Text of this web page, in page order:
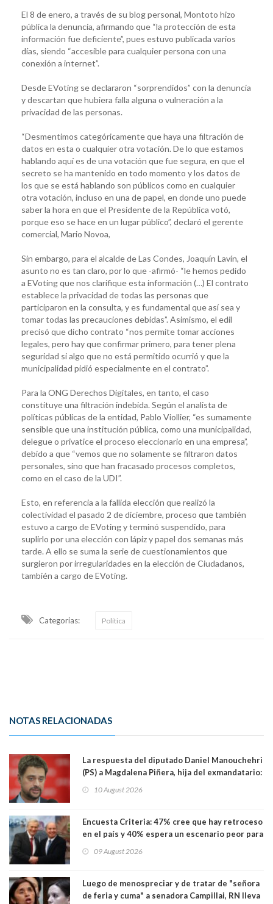
El 8 de enero, a través de su blog personal, Montoto hizo
pública la denuncia, afirmando que “la protección de esta
información fue deficiente”, pues estuvo publicada varios
días, siendo “accesible para cualquier persona con una
conexión a internet”.
Desde EVoting se declararon “sorprendidos” con la denuncia
y descartan que hubiera falla alguna o vulneración a la
privacidad de las personas.
“Desmentimos categóricamente que haya una filtración de
datos en esta o cualquier otra votación. De lo que estamos
hablando aquí es de una votación que fue segura, en que el
secreto se ha mantenido en todo momento y los datos de
los que se está hablando son públicos como en cualquier
otra votación, incluso en una de papel, en donde uno puede
saber la hora en que el Presidente de la República votó,
porque eso se hace en un lugar público”, declaró el gerente
comercial, Mario Novoa,
Sin embargo, para el alcalde de Las Condes, Joaquín Lavín, el
asunto no es tan claro, por lo que -afirmó- “le hemos pedido
a EVoting que nos clarifique esta información (…) El contrato
establece la privacidad de todas las personas que
participaron en la consulta, y es fundamental que así sea y
tomar todas las precauciones debidas”. Asimismo, el edil
precisó que dicho contrato “nos permite tomar acciones
legales, pero hay que confirmar primero, para tener plena
seguridad si algo que no está permitido ocurrió y que la
municipalidad pidió especialmente en el contrato”.
Para la ONG Derechos Digitales, en tanto, el caso
constituye una filtración indebida. Según el analista de
políticas públicas de la entidad, Pablo Viollier, “es sumamente
sensible que una institución pública, como una municipalidad,
delegue o privatice el proceso eleccionario en una empresa”,
debido a que “vemos que no solamente se filtraron datos
personales, sino que han fracasado procesos completos,
como en el caso de la UDI”.
Esto, en referencia a la fallida elección que realizó la
colectividad el pasado 2 de diciembre, proceso que también
estuvo a cargo de EVoting y terminó suspendido, para
suplirlo por una elección con lápiz y papel dos semanas más
tarde. A ello se suma la serie de cuestionamientos que
surgieron por irregularidades en la elección de Ciudadanos,
también a cargo de EVoting.
Categorias: Política
NOTAS RELACIONADAS
La respuesta del diputado Daniel Manouchehri
(PS) a Magdalena Piñera, hija del exmandatario:
creían intocables"
10 August 2026
Encuesta Criteria: 47% cree que hay retroceso
en el país y 40% espera un escenario peor para
09 August 2026
Luego de menospreciar y de tratar de "señora
de feria y cuma" a senadora Campillai, RN lleva